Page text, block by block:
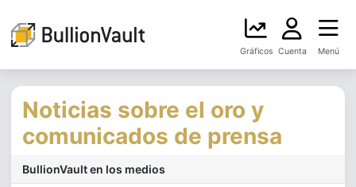
Gráficos Cuenta Menú
Noticias sobre el oro y
comunicados de prensa
BullionVault en los medios